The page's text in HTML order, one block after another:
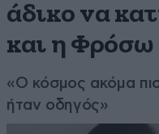
άδικο να
και η Φρόσω
«Ο κόσμος ακόμα
ήταν οδηγός»